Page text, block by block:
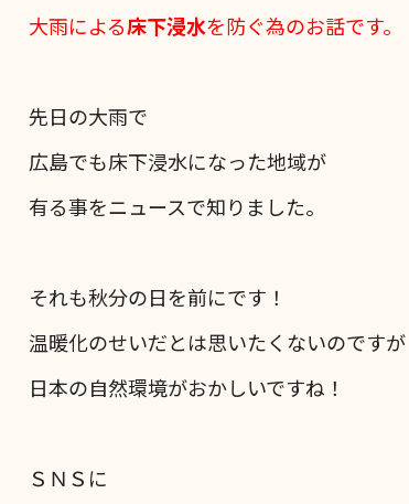
大雨による床下浸水を防ぐ為のお話です。
先日の大雨で
広島でも床下浸水になった地域が
有る事をニュースで知りました。
それも秋分の日を前にです！
温暖化のせいだとは思いたくないのですが
日本の自然環境がおかしいですね！
ＳＮＳに